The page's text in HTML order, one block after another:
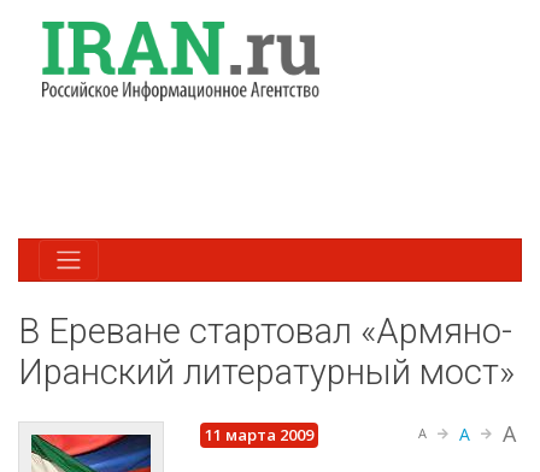
В Ереване стартовал «Армяно-
Иранский литературный мост»
11 марта 2009 A A A